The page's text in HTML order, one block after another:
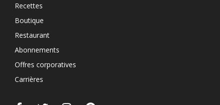
Recettes
Boutique
Restaurant
Abonnements
Offres corporatives
Carrières